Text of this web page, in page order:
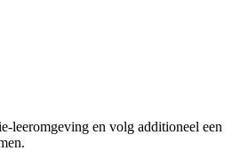
leeromgeving en volg additioneel een